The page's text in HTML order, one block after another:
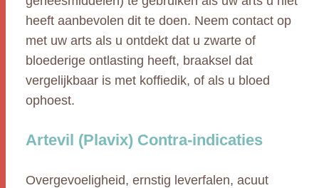
heeft aanbevolen dit te doen. Neem contact op
met uw arts als u ontdekt dat u zwarte of
bloederige ontlasting heeft, braaksel dat
vergelijkbaar is met koffiedik, of als u bloed
ophoest.
Artevil (Plavix) Contra-indicaties
Overgevoeligheid, ernstig leverfalen, acuut